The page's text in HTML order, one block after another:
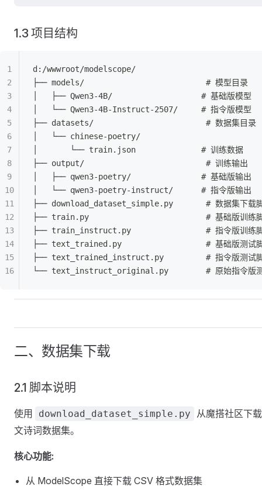
1.3 项目结构
d:/wwwroot/modelscope/
├── models/                          # 模型目录
│   ├── Qwen3-4B/                   # 基础版模型
│   └── Qwen3-4B-Instruct-2507/     # 指令版模型
├── datasets/                        # 数据集目录
│   └── chinese-poetry/
│       └── train.json              # 训练数据
├── output/                          # 训练输出
│   ├── qwen3-poetry/               # 基础版输出
│   └── qwen3-poetry-instruct/      # 指令版输出
├── download_dataset_simple.py       # 数据集下载
├── train.py                         # 基础版训练
├── train_instruct.py                # 指令版训练
├── text_trained.py                  # 基础版测试
├── text_trained_instruct.py         # 指令版测试
└── text_instruct_original.py        # 原始指令版测
二、数据集下载
2.1 脚本说明
使用 download_dataset_simple.py
从魔搭社区下
文诗词数据集。
核心功能:
从 ModelScope 直接下载 CSV 格式数据集